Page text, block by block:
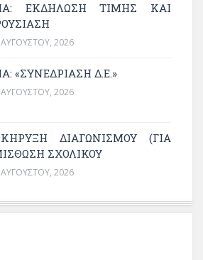
ΕΚΔΉΛΩΣΗ ΤΙΜΉΣ ΚΑΙ
2026
«ΣΥΝΕΔΡΊΑΣΗ Δ.Ε.»
2026
ΔΙΑΓΩΝΙΣΜΟΥ (ΓΙΑ
ΣΧΟΛΙΚΟΎ
2026